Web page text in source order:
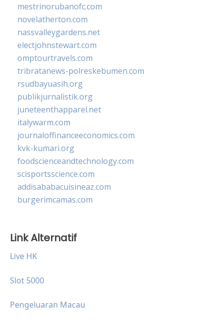
mestrinorubanofc.com
novelatherton.com
nassvalleygardens.net
electjohnstewart.com
omptourtravels.com
tribratanews-polreskebumen.com
rsudbayuasih.org
publikjurnalistik.org
juneteenthapparel.net
italywarm.com
journaloffinanceeconomics.com
kvk-kumari.org
foodscienceandtechnology.com
scisportsscience.com
addisababacuisineaz.com
burgerimcamas.com
Link Alternatif
Live HK
Slot 5000
Pengeluaran Macau